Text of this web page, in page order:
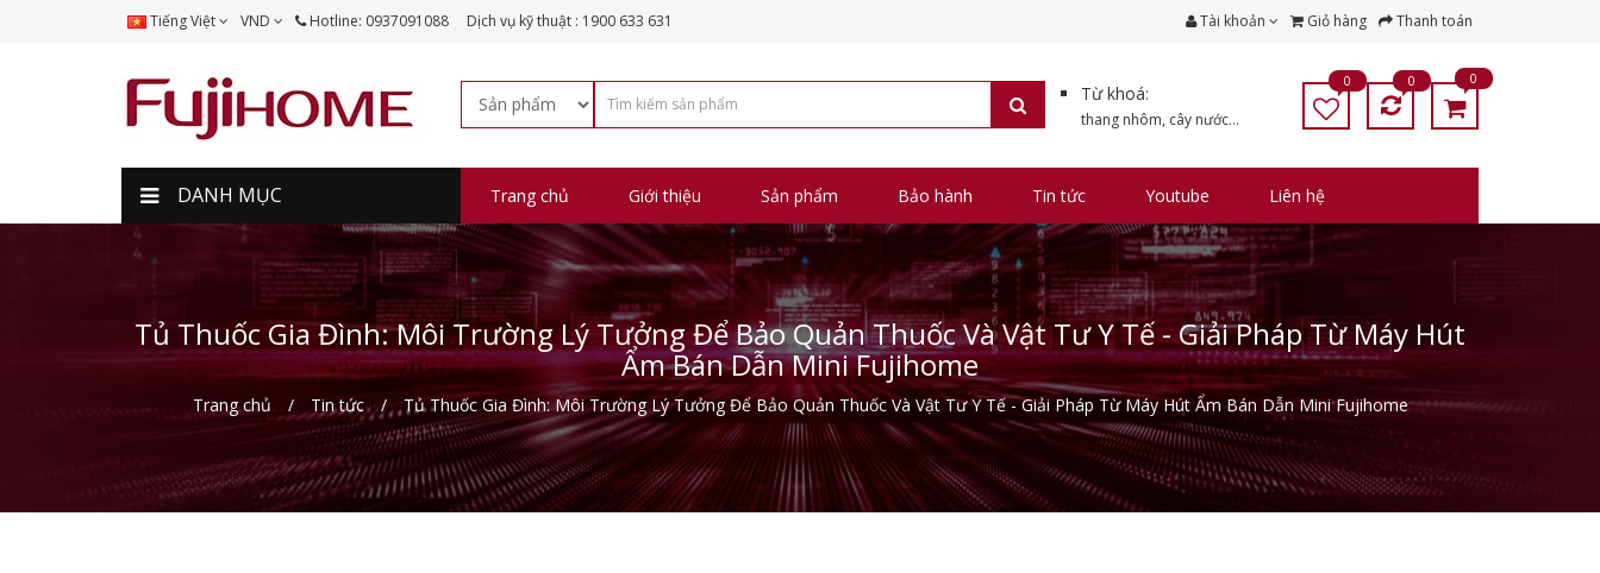
Tiếng Việt VND Hotline: 0937091088 Dịch vụ kỹ thuật : 1900 633 631 Tài khoản Giỏ hàng Thanh toán
Từ khoá:
thang nhôm, cây nước...
0 0 0
DANH MỤC Trang chủ Giới thiệu Sản phẩm Bảo hành Tin tức Youtube Liên hệ
Tủ Thuốc Gia Đình: Môi Trường Lý Tưởng Để Bảo Quản Thuốc Và Vật Tư Y Tế - Giải Pháp Từ Máy Hút
Ẩm Bán Dẫn Mini Fujihome
Trang chủ Tin tức Tủ Thuốc Gia Đình: Môi Trường Lý Tưởng Để Bảo Quản Thuốc Và Vật Tư Y Tế - Giải Pháp Từ Máy Hút Ẩm Bán Dẫn Mini Fujihome